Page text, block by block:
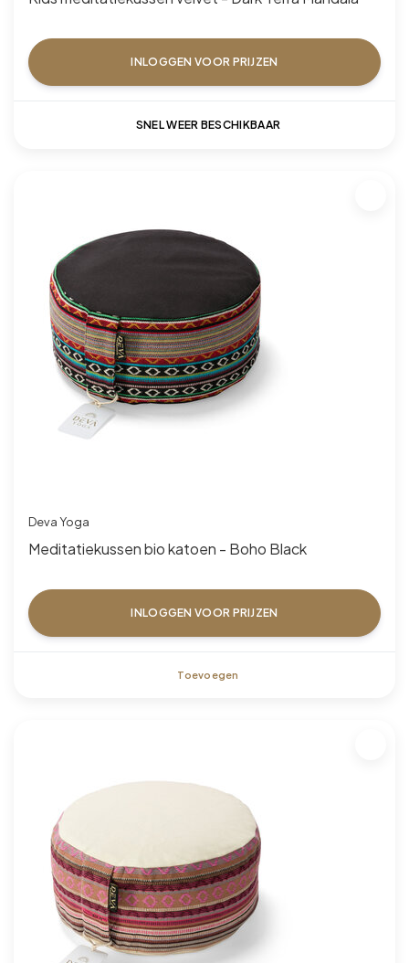
INLOGGEN VOOR PRIJZEN
SNEL WEER BESCHIKBAAR
Deva Yoga
Meditatiekussen bio katoen - Boho Black
INLOGGEN VOOR PRIJZEN
Toevoegen